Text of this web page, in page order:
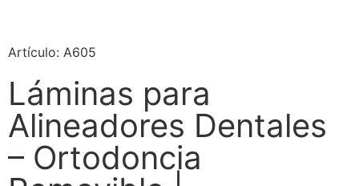
Artículo: A605
Láminas para
Alineadores Dentales
– Ortodoncia